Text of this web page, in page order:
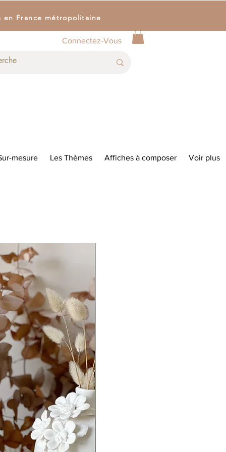
en France métropolitaine
Connectez-Vous
mesure Les Thèmes Affiches à composer Voir plus